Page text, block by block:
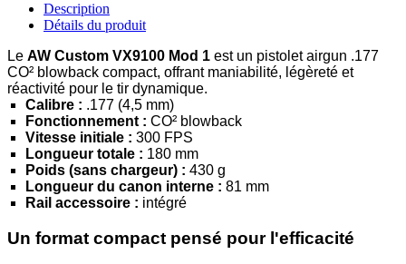
Description
Détails du produit
Le AW Custom VX9100 Mod 1 est un pistolet airgun .177
CO² blowback compact, offrant maniabilité, légèreté et
réactivité pour le tir dynamique.
Calibre : .177 (4,5 mm)
Fonctionnement : CO² blowback
Vitesse initiale : 300 FPS
Longueur totale : 180 mm
Poids (sans chargeur) : 430 g
Longueur du canon interne : 81 mm
Rail accessoire : intégré
Un format compact pensé pour l'efficacité